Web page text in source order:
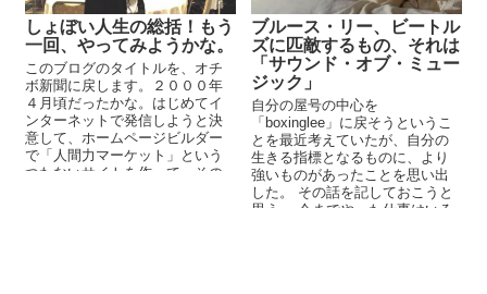
しょぼい人生の総括！もう
一回、やってみようかな。
このブログのタイトルを、オチ
ボ新聞に戻します。２０００年
４月頃だったかな。はじめてイ
ンターネットで発信しようと決
意して、ホームページビルダー
で「人間力マーケット」という
つたないサイトを作って、その
ブルース・リー、ビートル
ズに匹敵するもの、それは
「サウンド・オブ・ミュー
ジック」
自分の屋号の中心を
「boxinglee」に戻そうというこ
とを最近考えていたが、自分の
生きる指標となるものに、より
強いものがあったことを思い出
した。 その話を記しておこうと
思う。 今までやった仕事はいろ